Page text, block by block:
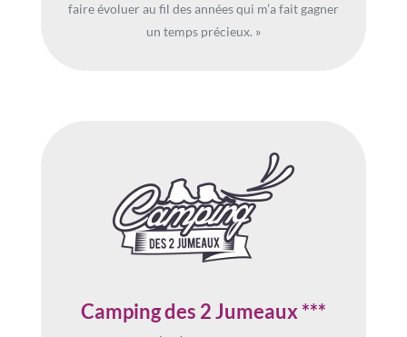
faire évoluer au fil des années qui m’a fait gagner
un temps précieux. »
Camping des 2 Jumeaux ***